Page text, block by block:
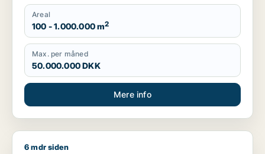
Areal
100 - 1.000.000 m2
Max. per måned
50.000.000 DKK
Mere info
Emil søger kontor, lager, værksted, butik, klinik,
6 mdr siden